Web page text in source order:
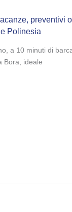
, preventivi
Polinesia
a 10 minuti di
Bora, ideale